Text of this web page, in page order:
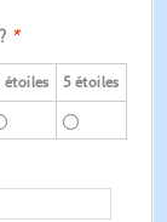
*
étoiles 5 étoiles